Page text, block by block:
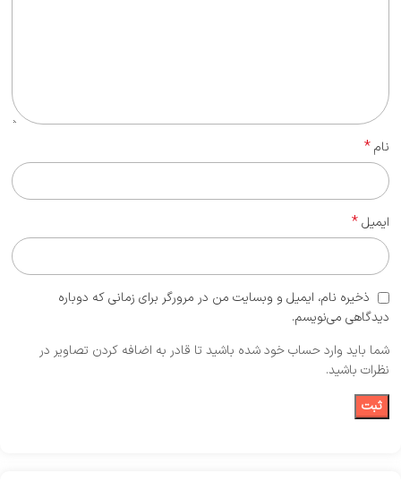
نام*
ایمیل*
ذخیره نام، ایمیل و وبسایت من در مرورگر برای زمانی که دوباره
دیدگاهی می‌نویسم.
شما باید وارد حساب خود شده باشید تا قادر به اضافه کردن تصاویر در
نظرات باشید.